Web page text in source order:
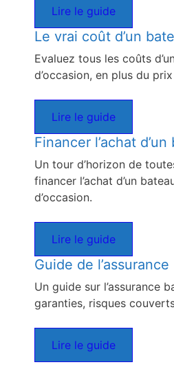
Lire le guide
Le vrai coût d’un
Evaluez tous les coûts
d’occasion, en plus du prix
Lire le guide
Financer l’achat d’un
Un tour d’horizon de
financer l’achat d’un
d’occasion.
Lire le guide
Guide de
Un guide sur l’assurance
garanties, risques
Lire le guide